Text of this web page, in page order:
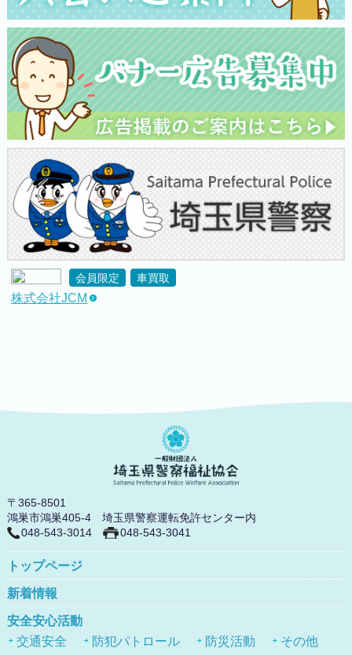
会員限定 車買取
株式会社JCM
〒365-8501
鴻巣市鴻巣405-4 埼玉県警察運転免許センター内
048-543-3014
048-543-3041
トップページ
新着情報
安全安心活動
交通安全
防犯パトロール 防災活動 その他